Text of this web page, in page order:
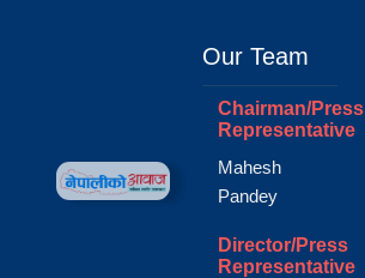
Our Team
Chairman/Press
Representative
Mahesh
Pandey
Director/Press
Representative